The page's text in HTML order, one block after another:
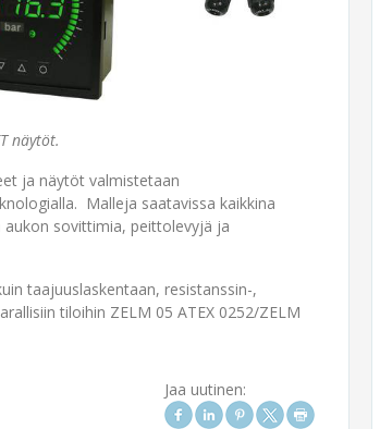
näytöt.
ja näytöt valmistetaan
Malleja saatavissa kaikkina
sovittimia, peittolevyjä ja
taajuuslaskentaan, resistanssin-,
tiloihin ZELM 05 ATEX 0252/ZELM
Jaa uutinen: